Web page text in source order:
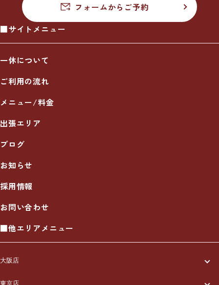
フォームからご予約
■サイトメニュー
一休について
ご利用の流れ
メニュー/料金
出張エリア
ブログ
お知らせ
採用情報
お問い合わせ
■他エリアメニュー
大阪店
一休について
東京店